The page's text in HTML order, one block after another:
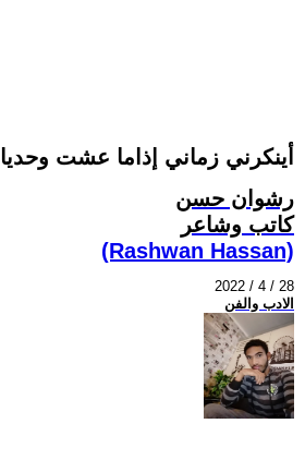
أينكرني زماني إذاما عشت وحديا
رشوان حسن
كاتب وشاعر
(Rashwan Hassan)
2022 / 4 / 28
الادب والفن